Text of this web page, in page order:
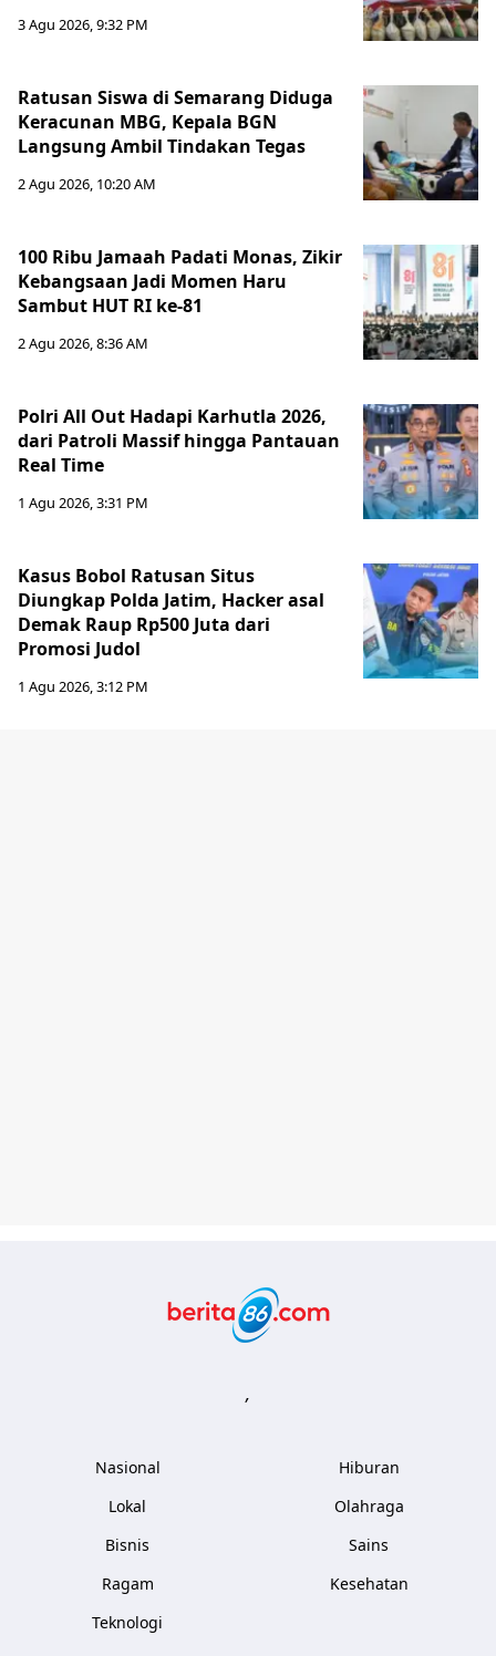
3 Agu 2026, 9:32 PM
Ratusan Siswa di Semarang Diduga
Keracunan MBG, Kepala BGN
Langsung Ambil Tindakan Tegas
2 Agu 2026, 10:20 AM
100 Ribu Jamaah Padati Monas, Zikir
Kebangsaan Jadi Momen Haru
Sambut HUT RI ke-81
2 Agu 2026, 8:36 AM
Polri All Out Hadapi Karhutla 2026,
dari Patroli Massif hingga Pantauan
Real Time
1 Agu 2026, 3:31 PM
Kasus Bobol Ratusan Situs
Diungkap Polda Jatim, Hacker asal
Demak Raup Rp500 Juta dari
Promosi Judol
1 Agu 2026, 3:12 PM
,
Nasional
Lokal
Bisnis
Ragam
Teknologi
Hiburan
Olahraga
Sains
Kesehatan